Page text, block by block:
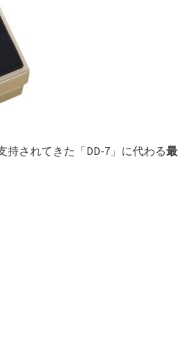
持されてきた「DD-7」に代わる最